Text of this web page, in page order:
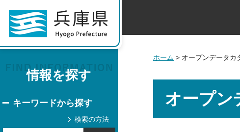
情報を探す
キーワードから探す
検索の方法
ホーム > オープンデータカ
オープン